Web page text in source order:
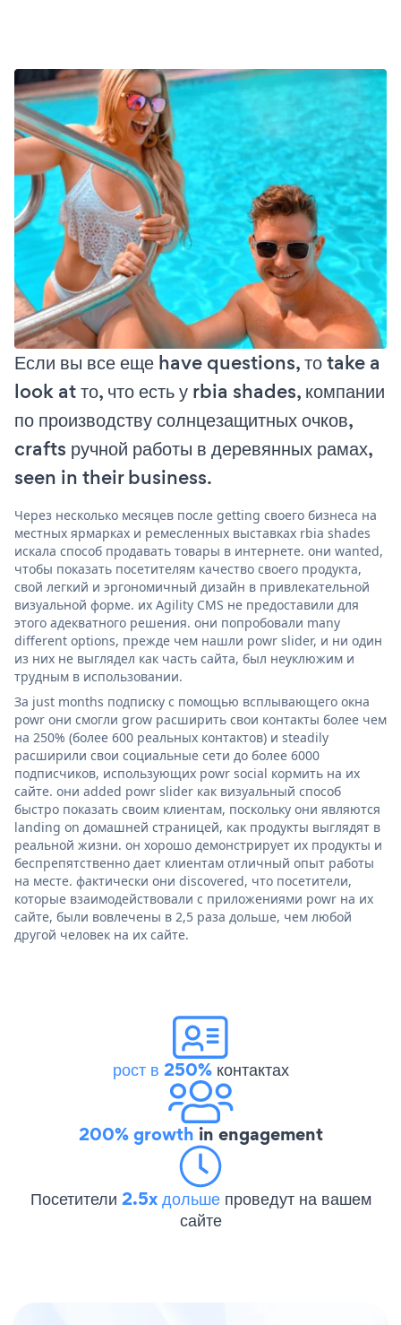
Если вы все еще have questions, то take a
look at то, что есть у rbia shades, компании
по производству солнцезащитных очков,
crafts ручной работы в деревянных рамах,
seen in their business.
Через несколько месяцев после getting своего бизнеса на
местных ярмарках и ремесленных выставках rbia shades
искала способ продавать товары в интернете. они wanted,
чтобы показать посетителям качество своего продукта,
свой легкий и эргономичный дизайн в привлекательной
визуальной форме. их Agility CMS не предоставили для
этого адекватного решения. они попробовали many
different options, прежде чем нашли powr slider, и ни один
из них не выглядел как часть сайта, был неуклюжим и
трудным в использовании.
За just months подписку с помощью всплывающего окна
powr они смогли grow расширить свои контакты более чем
на 250% (более 600 реальных контактов) и steadily
расширили свои социальные сети до более 6000
подписчиков, использующих powr social кормить на их
сайте. они added powr slider как визуальный способ
быстро показать своим клиентам, поскольку они являются
landing on домашней страницей, как продукты выглядят в
реальной жизни. он хорошо демонстрирует их продукты и
беспрепятственно дает клиентам отличный опыт работы
на месте. фактически они discovered, что посетители,
которые взаимодействовали с приложениями powr на их
сайте, были вовлечены в 2,5 раза дольше, чем любой
другой человек на их сайте.
рост в 250%контактах
200% growth in engagement
Посетители 2.5x дольше проведут на вашем
сайте